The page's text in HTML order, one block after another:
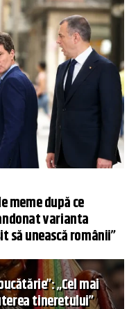
meme după ce
varianta
să unească românii”
„Cel mai
tineretului”